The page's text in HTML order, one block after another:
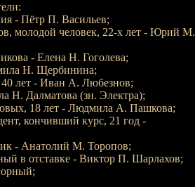
- Пётр П. Васильев;
молодой человек, 22-х лет - Юрий М.
- Елена Н. Гоголева;
Н. Щербинина;
лет - Иван А. Любезнов;
Н. Далматова (зн. Электра);
18 лет - Людмила А. Пашкова;
кончивший курс, 21 год -
- Анатолий М. Торопов;
в отставке - Виктор П. Шарлахов;